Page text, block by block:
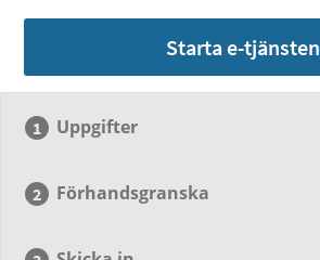
Starta e-tjänsten
Uppgifter
Förhandsgranska